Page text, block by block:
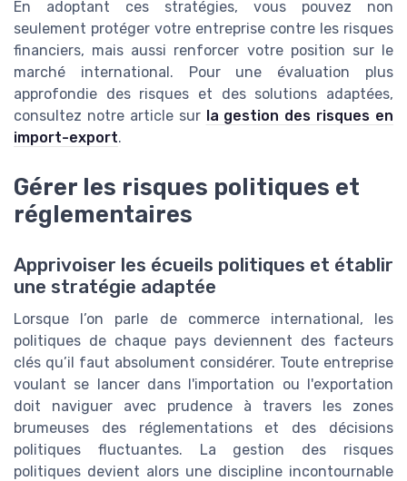
En adoptant ces stratégies, vous pouvez non
seulement protéger votre entreprise contre les risques
financiers, mais aussi renforcer votre position sur le
marché international. Pour une évaluation plus
approfondie des risques et des solutions adaptées,
consultez notre article sur la gestion des risques en
import-export.
Gérer les risques politiques et
réglementaires
Apprivoiser les écueils politiques et établir
une stratégie adaptée
Lorsque l’on parle de commerce international, les
politiques de chaque pays deviennent des facteurs
clés qu’il faut absolument considérer. Toute entreprise
voulant se lancer dans l'importation ou l'exportation
doit naviguer avec prudence à travers les zones
brumeuses des réglementations et des décisions
politiques fluctuantes. La gestion des risques
politiques devient alors une discipline incontournable